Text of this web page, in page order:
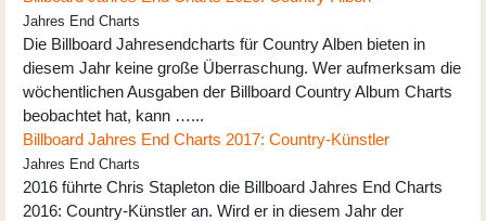
Jahres End Charts
Die Billboard Jahresendcharts für Country Alben bieten in
diesem Jahr keine große Überraschung. Wer aufmerksam die
wöchentlichen Ausgaben der Billboard Country Album Charts
beobachtet hat, kann …...
Billboard Jahres End Charts 2017: Country-Künstler
Jahres End Charts
2016 führte Chris Stapleton die Billboard Jahres End Charts
2016: Country-Künstler an. Wird er in diesem Jahr der